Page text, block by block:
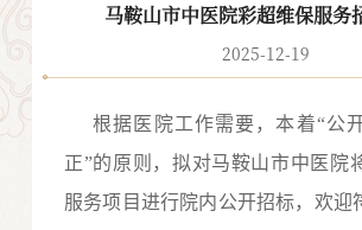
马鞍山市中医院彩超维保服务
2025-12-19
根据医院工作需要，本着“公
正”的原则，拟对马鞍山市中医院
服务项目 进行院内公开招标，欢迎